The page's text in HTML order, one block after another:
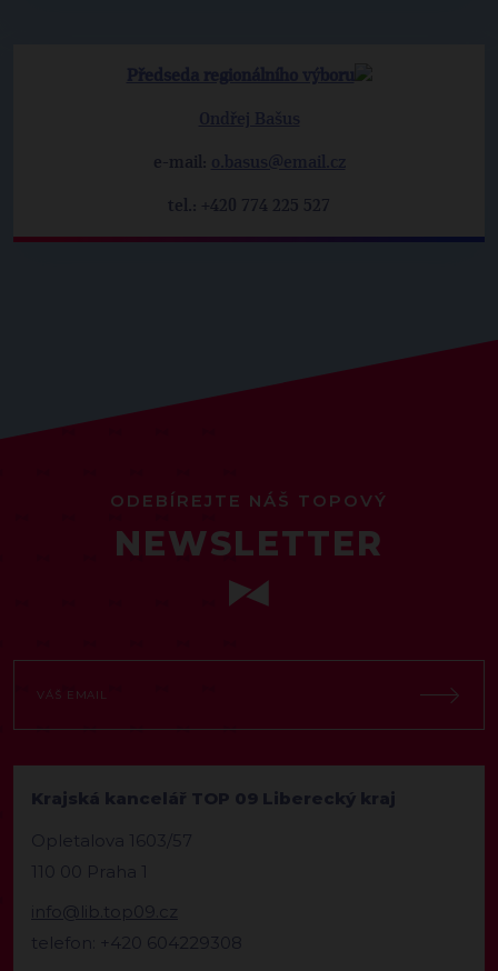
e-mail:
tel.: +420 774 225 527
ODEBÍREJTE NÁŠ TOPOVÝ
NEWSLETTER
Krajská kancelář TOP 09 Liberecký kraj
Opletalova 1603/57
110 00 Praha 1
info@lib.top09.cz
telefon: +420 604229308